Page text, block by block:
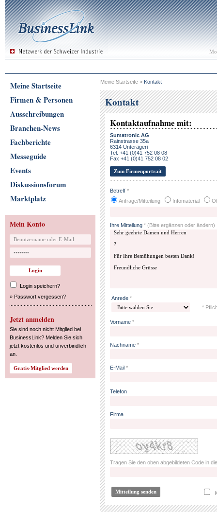
Meine Startseite
Firmen & Personen
Ausschreibungen
Branchen-News
Fachberichte
Messeguide
Events
Diskussionsforum
Marktplatz
Mein Konto
Login speichern?
» Passwort vergessen?
Jetzt anmelden
Sie sind noch nicht Mitglied bei
BusinessLink? Melden Sie sich
jetzt kostenlos und unverbindlich
an.
Meine Startseite > Kontakt
Kontakt
Kontaktaufnahme mit:
Sumatronic AG
Rainstrasse 35a
6314 Unterägeri
Tel. +41 (0)41 752 08 08
Fax +41 (0)41 752 08 02
Zum Firmenportrait
Betreff *
Anfrage/Mitteilung
Infomaterial
Ihre Mitteilung * (Bitte ergänzen oder ändern)
Anrede *
*
Vorname *
Nachname *
E-Mail *
Telefon
Firma
Tragen Sie den oben abgebildeten Code in